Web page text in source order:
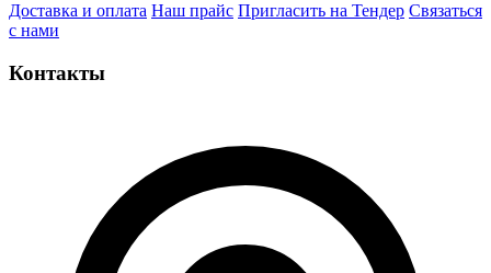
Доставка и оплата Наш прайс Пригласить на Тендер Связаться
с нами
Контакты